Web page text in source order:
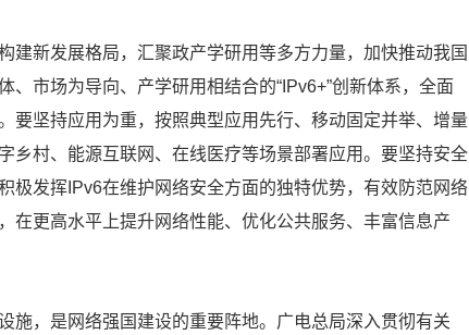
建新发展格局，汇聚政产学研用等多方力量，加快推动我国
、市场为导向、产学研用相结合的“IPv6+”创新体系，全面
要坚持应用为重，按照典型应用先行、移动固定并举、增量
乡村、能源互联网、在线医疗等场景部署应用。要坚持安全
极发挥IPv6在维护网络安全方面的独特优势，有效防范网络
在更高水平上提升网络性能、优化公共服务、丰富信息产
施，是网络强国建设的重要阵地。广电总局深入贯彻有关